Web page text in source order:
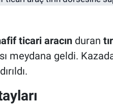
ticari aracınduran
meydana geldi.